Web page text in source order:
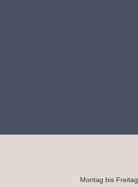
Montag bis Freitag